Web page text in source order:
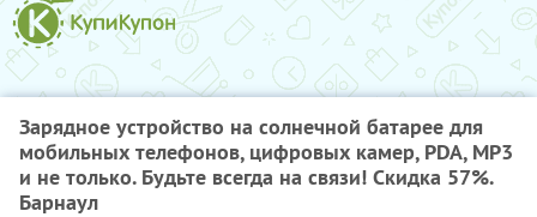
Зарядное устройство на солнечной батарее для
мобильных телефонов, цифровых камер, PDA, MP3
и не только. Будьте всегда на связи! Скидка 57%.
Барнаул